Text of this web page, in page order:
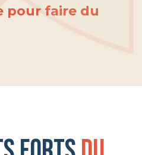
pour faire du